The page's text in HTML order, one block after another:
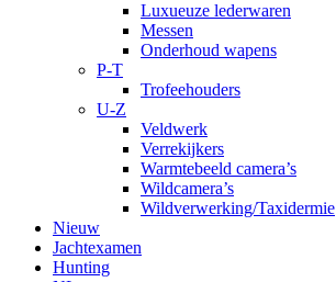
Luxueuze lederwaren
Messen
Onderhoud wapens
P-T
Trofeehouders
U-Z
Veldwerk
Verrekijkers
Warmtebeeld camera’s
Wildcamera’s
Wildverwerking/Taxidermie
Nieuw
Jachtexamen
Hunting